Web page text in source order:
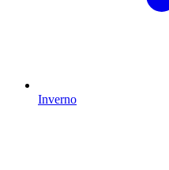
Inverno